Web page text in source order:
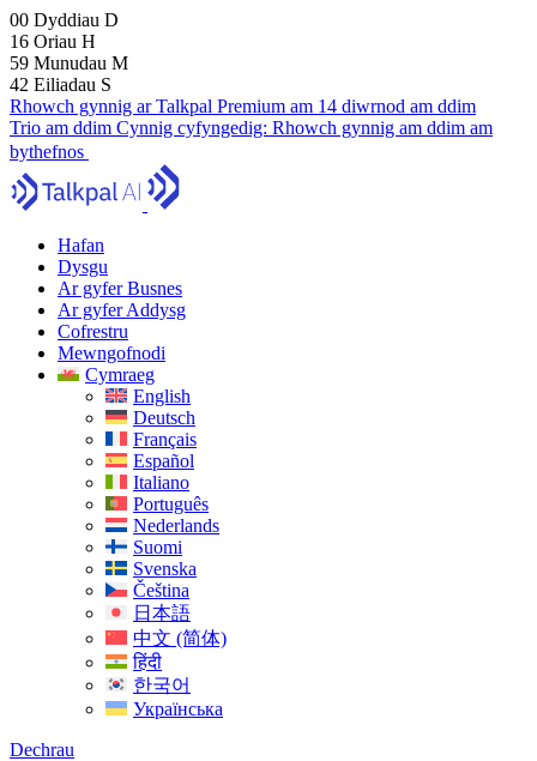
00 Dyddiau D
16 Oriau H
59 Munudau M
41 Eiliadau S
Rhowch gynnig ar Talkpal Premium am 14 diwrnod am ddim
Trio am ddim Cynnig cyfyngedig: Rhowch gynnig am ddim am
bythefnos
Hafan
Dysgu
Ar gyfer Busnes
Ar gyfer Addysg
Cofrestru
Mewngofnodi
Cymraeg
English
Deutsch
Français
Español
Italiano
Português
Nederlands
Suomi
Svenska
Čeština
日本語
中文 (简体)
हिंदी
한국어
Українська
Dechrau